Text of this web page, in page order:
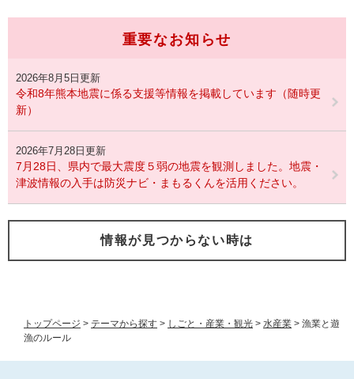
トップページ > テーマから探す > しごと・産業・観光 > 水産業 > 漁業と遊
漁のルール
重要なお知らせ
2026年8月5日更新
令和8年熊本地震に係る支援等情報を掲載しています（随時更
新）
2026年7月28日更新
7月28日、県内で最大震度５弱の地震を観測しました。地震・
津波情報の入手は防災ナビ・まもるくんを活用ください。
情報が見つからない時は